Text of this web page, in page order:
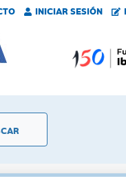
INICIAR SESIÓN